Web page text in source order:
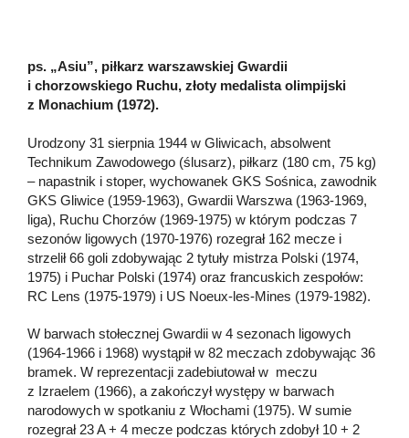
ps. „Asiu”, piłkarz warszawskiej Gwardii
i chorzowskiego Ruchu, złoty medalista olimpijski
z Monachium (1972).
Urodzony 31 sierpnia 1944 w Gliwicach, absolwent
Technikum Zawodowego (ślusarz), piłkarz (180 cm, 75 kg)
– napastnik i stoper, wychowanek GKS Sośnica, zawodnik
GKS Gliwice (1959-1963), Gwardii Warszwa (1963-1969,
liga), Ruchu Chorzów (1969-1975) w którym podczas 7
sezonów ligowych (1970-1976) rozegrał 162 mecze i
strzelił 66 goli zdobywając 2 tytuły mistrza Polski (1974,
1975) i Puchar Polski (1974) oraz francuskich zespołów:
RC Lens (1975-1979) i US Noeux-les-Mines (1979-1982).
W barwach stołecznej Gwardii w 4 sezonach ligowych
(1964-1966 i 1968) wystąpił w 82 meczach zdobywając 36
bramek. W reprezentacji zadebiutował w meczu
z Izraelem (1966), a zakończył występy w barwach
narodowych w spotkaniu z Włochami (1975). W sumie
rozegrał 23 A + 4 mecze podczas których zdobył 10 + 2